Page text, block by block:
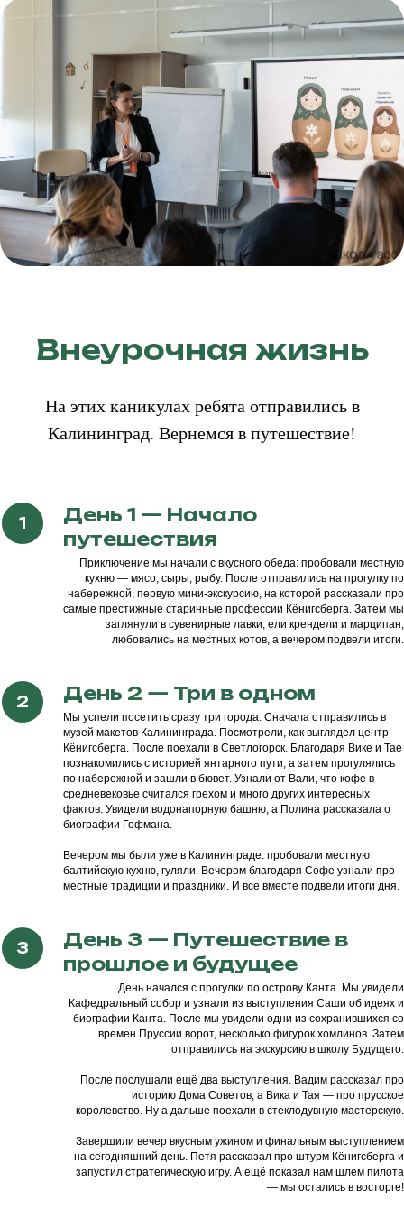
Внеурочная жизнь
На этих каникулах ребята отправились в
Калининград. Вернемся в путешествие!
День 1 — Начало
путешествия
Приключение мы начали с вкусного обеда: пробовали местную
кухню — мясо, сыры, рыбу. После отправились на прогулку по
набережной, первую мини-экскурсию, на которой рассказали про
самые престижные старинные профессии Кёнигсберга. Затем мы
заглянули в сувенирные лавки, ели крендели и марципан,
любовались на местных котов, а вечером подвели итоги.
День 2 — Три в одном
Мы успели посетить сразу три города. Сначала отправились в
музей макетов Калининграда. Посмотрели, как выглядел центр
Кёнигсберга. После поехали в Светлогорск. Благодаря Вике и Тае
познакомились с историей янтарного пути, а затем прогулялись
по набережной и зашли в бювет. Узнали от Вали, что кофе в
средневековье считался грехом и много других интересных
фактов. Увидели водонапорную башню, а Полина рассказала о
биографии Гофмана.
Вечером мы были уже в Калининграде: пробовали местную
балтийскую кухню, гуляли. Вечером благодаря Софе узнали про
местные традиции и праздники. И все вместе подвели итоги дня.
День 3 — Путешествие в
прошлое и будущее
День начался с прогулки по острову Канта. Мы увидели
Кафедральный собор и узнали из выступления Саши об идеях и
биографии Канта. После мы увидели одни из сохранившихся со
времен Пруссии ворот, несколько фигурок хомлинов. Затем
отправились на экскурсию в школу Будущего.
После послушали ещё два выступления. Вадим рассказал про
историю Дома Советов, а Вика и Тая — про прусское
королевство. Ну а дальше поехали в стеклодувную мастерскую.
Завершили вечер вкусным ужином и финальным выступлением
на сегодняшний день. Петя рассказал про штурм Кёнигсберга и
запустил стратегическую игру. А ещё показал нам шлем пилота
— мы остались в восторге!